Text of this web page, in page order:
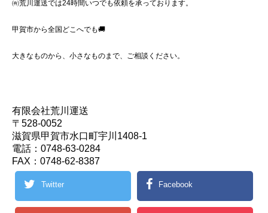
㈲荒川運送では24時間いつでも依頼を承っております。
甲賀市から全国どこへでも🚚
大きなものから、小さなものまで、ご相談ください。
有限会社荒川運送
〒528-0052
滋賀県甲賀市水口町宇川1408-1
電話：0748-63-0284
FAX：0748-62-8387
Twitter Facebook